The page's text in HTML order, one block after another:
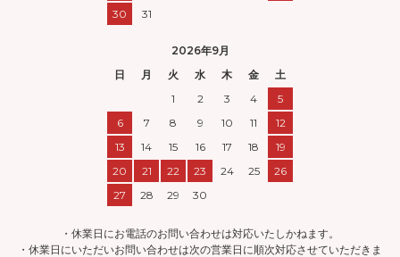
30
31
2026年9月
日
月 火 水 木 金
土
1
2 3 4
5
6
7 8 9 10 11
12
13
14 15 16 17 18
19
20
21 22 23 24 25
26
27
28 29 30
・休業日にお電話のお問い合わせは対応いたしかねます。
・休業日にいただいお問い合わせは次の営業日に順次対応させていただきま